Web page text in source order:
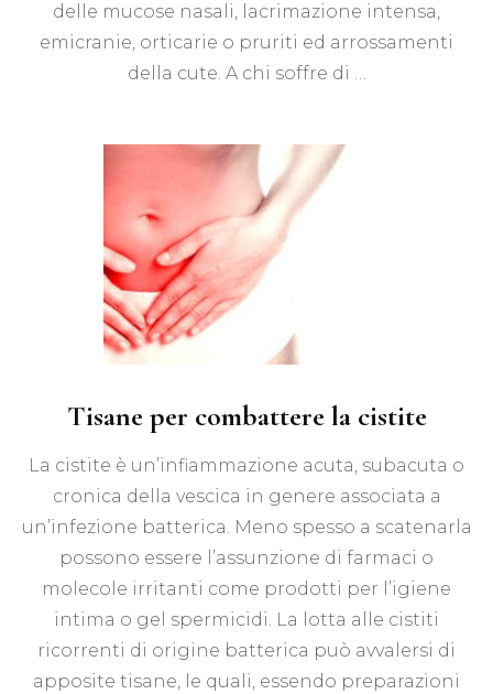
delle mucose nasali, lacrimazione intensa,
emicranie, orticarie o pruriti ed arrossamenti
della cute. A chi soffre di …
Tisane per combattere la cistite
La cistite è un’infiammazione acuta, subacuta o
cronica della vescica in genere associata a
un’infezione batterica. Meno spesso a scatenarla
possono essere l’assunzione di farmaci o
molecole irritanti come prodotti per l’igiene
intima o gel spermicidi. La lotta alle cistiti
ricorrenti di origine batterica può avvalersi di
apposite tisane, le quali, essendo preparazioni